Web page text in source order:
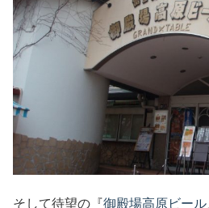
そして待望の『御殿場高原ビール